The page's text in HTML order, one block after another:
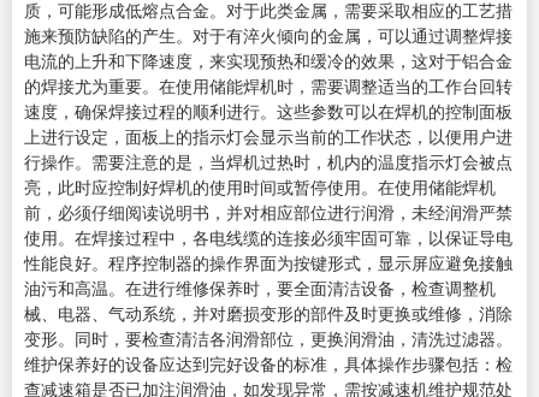
质，可能形成低熔点合金。对于此类金属，需要采取相应的工艺措
施来预防缺陷的产生。对于有淬火倾向的金属，可以通过调整焊接
电流的上升和下降速度，来实现预热和缓冷的效果，这对于铝合金
的焊接尤为重要。在使用储能焊机时，需要调整适当的工作台回转
速度，确保焊接过程的顺利进行。这些参数可以在焊机的控制面板
上进行设定，面板上的指示灯会显示当前的工作状态，以便用户进
行操作。需要注意的是，当焊机过热时，机内的温度指示灯会被点
亮，此时应控制好焊机的使用时间或暂停使用。在使用储能焊机
前，必须仔细阅读说明书，并对相应部位进行润滑，未经润滑严禁
使用。在焊接过程中，各电线缆的连接必须牢固可靠，以保证导电
性能良好。程序控制器的操作界面为按键形式，显示屏应避免接触
油污和高温。在进行维修保养时，要全面清洁设备，检查调整机
械、电器、气动系统，并对磨损变形的部件及时更换或维修，消除
变形。同时，要检查清洁各润滑部位，更换润滑油，清洗过滤器。
维护保养好的设备应达到完好设备的标准，具体操作步骤包括：检
查减速箱是否已加注润滑油，如发现异常，需按减速机维护规范处